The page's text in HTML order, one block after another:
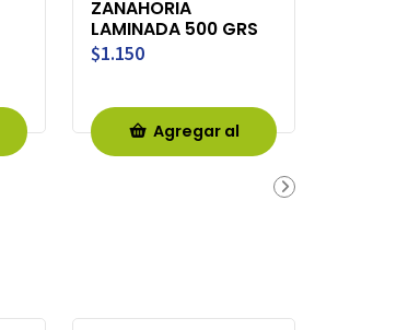
ZANAHORIA
LAMINADA 500 GRS
$1.150
Agregar al